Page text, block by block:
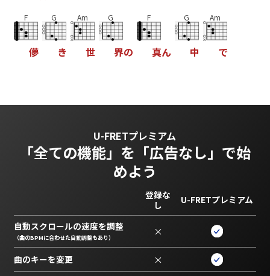
F
儚
G
き
Am
世
G
界の
F
真ん
G
中
Am
で
U-FRETプレミアム
「全ての機能」を 「広告なし」で始
めよう
登録な
し
U-FRETプレミアム
自動スクロールの速度を調整
（曲のBPMに合わせた自動調整もあり） ×
曲のキーを変更 ×